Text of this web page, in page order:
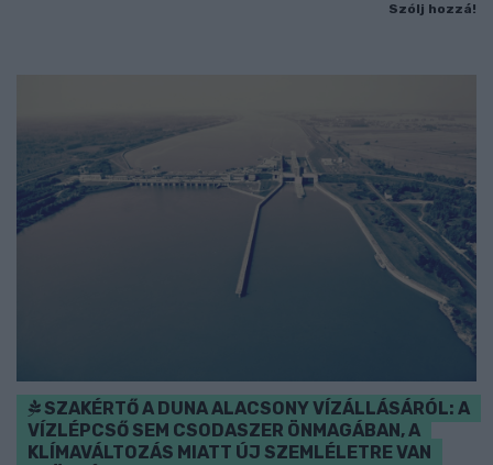
Szólj hozzá!
SZAKÉRTŐ A DUNA ALACSONY VÍZÁLLÁSÁRÓL: A
VÍZLÉPCSŐ SEM CSODASZER ÖNMAGÁBAN, A
KLÍMAVÁLTOZÁS MIATT ÚJ SZEMLÉLETRE VAN